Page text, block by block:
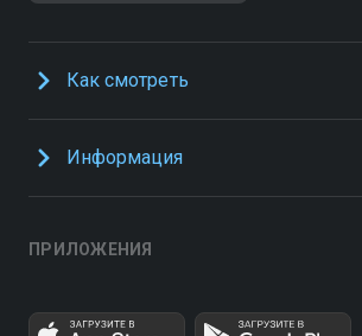
Как смотреть
Информация
ПРИЛОЖЕНИЯ